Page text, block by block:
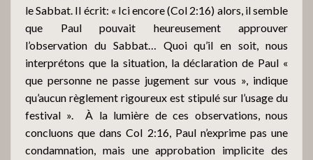
le Sabbat. Il écrit: « Ici encore (Col 2:16) alors, il semble
que Paul pouvait heureusement approuver
l’observation du Sabbat… Quoi qu’il en soit, nous
interprétons que la situation, la déclaration de Paul «
que personne ne passe jugement sur vous », indique
qu’aucun règlement rigoureux est stipulé sur l’usage du
festival ». À la lumière de ces observations, nous
concluons que dans Col 2:16, Paul n’exprime pas une
condamnation, mais une approbation implicite des